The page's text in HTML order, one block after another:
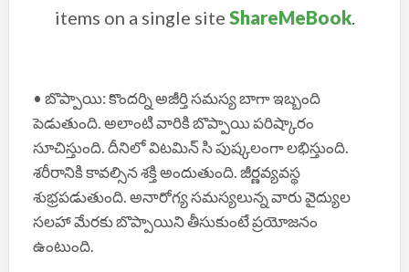
items on a single site ShareMeBook.
• బొప్పాయి: కొందర్ని అజీర్తి సమస్య బాగా ఇబ్బంది
పెడుతుంది. అలాంటి వారికి బొప్పాయి పరిష్కారం
సూచిస్తుంది. దీనిలో విటమిన్ సి పుష్కలంగా లభిస్తుంది.
శరీరానికి కావల్సిన శక్తి అందుతుంది. జీర్ణవ్యవస్థ
శుభ్రపడుతుంది. అనారోగ్య సమస్యలున్న వారు వైద్యుల
సలహా మేరకు బొప్పాయిని తీసుకుంటే ప్రయోజనం
ఉంటుంది.